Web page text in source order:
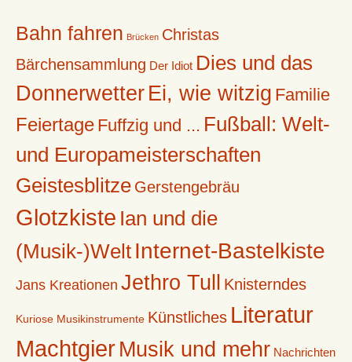
Bahn fahren Brücken Christas
Bärchensammlung Der Idiot Dies und das
Donnerwetter Ei, wie witzig Familie
Feiertage Fuffzig und ... Fußball: Welt-
und Europameisterschaften
Geistesblitze Gerstengebräu
Glotzkiste Ian und die
(Musik-)Welt Internet-Bastelkiste
Jans Kreationen Jethro Tull Knisterndes
Kuriose Musikinstrumente Künstliches Literatur
MachtgierMusik und mehr Nachrichten